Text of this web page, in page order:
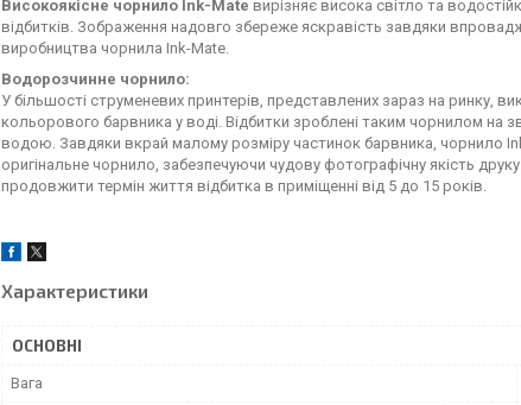
Високоякісне чорнило Ink-Mate вирізняє висока світло та
відбитків. Зображення надовго збереже яскравість завдяки
виробництва чорнила Ink-Mate.
Водорозчинне чорнило:
У більшості струменевих принтерів, представлених зараз на ринку,
кольорового барвника у воді. Відбитки зроблені таким чорнилом на
водою. Завдяки вкрай малому розміру частинок барвника, чорнило
оригінальне чорнило, забезпечуючи чудову фотографічну якість
продовжити термін життя відбитка в приміщенні від 5 до 15 років.
Характеристики
ОСНОВНІ
Вага